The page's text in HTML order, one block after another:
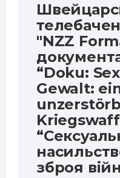
"NZZ
“Doku:
Gewalt:
зброя